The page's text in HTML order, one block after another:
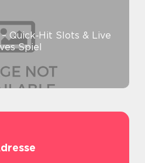
Quick‑Hit Slots & Live
Spiel